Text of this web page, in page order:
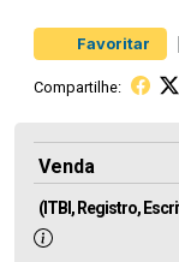
Favoritar
Compartilhe:
Venda
(ITBI, Registro,